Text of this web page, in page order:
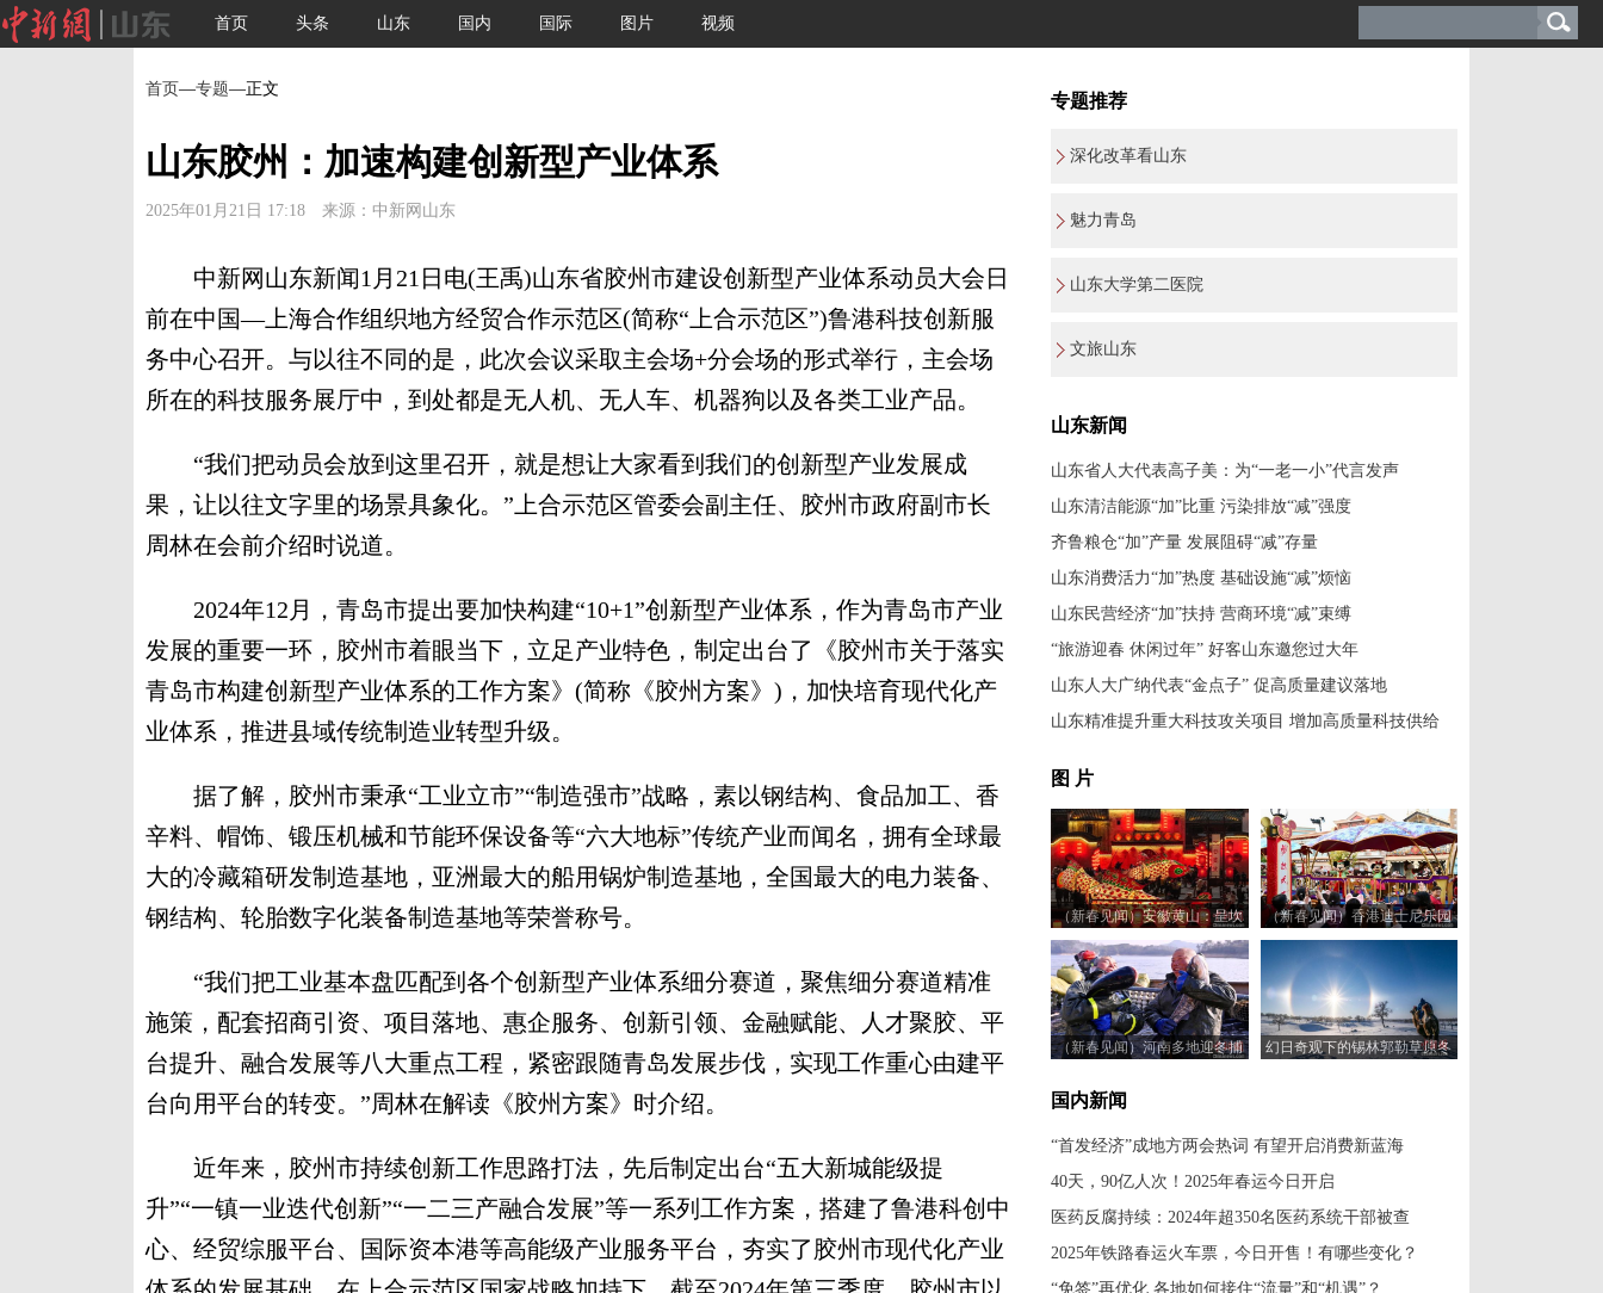
首页 头条 山东 国内 国际 图片 视频
首页—专题—正文
山东胶州：加速构建创新型产业体系
2025年01月21日 17:18 来源：中新网山东
中新网山东新闻1月21日电(王禹)山东省胶州市建设创新型产业体系动员大会日
前在中国—上海合作组织地方经贸合作示范区(简称“上合示范区”)鲁港科技创新服
务中心召开。与以往不同的是，此次会议采取主会场+分会场的形式举行，主会场
所在的科技服务展厅中，到处都是无人机、无人车、机器狗以及各类工业产品。
“我们把动员会放到这里召开，就是想让大家看到我们的创新型产业发展成
果，让以往文字里的场景具象化。”上合示范区管委会副主任、胶州市政府副市长
周林在会前介绍时说道。
2024年12月，青岛市提出要加快构建“10+1”创新型产业体系，作为青岛市产业
发展的重要一环，胶州市着眼当下，立足产业特色，制定出台了《胶州市关于落实
青岛市构建创新型产业体系的工作方案》(简称《胶州方案》)，加快培育现代化产
业体系，推进县域传统制造业转型升级。
据了解，胶州市秉承“工业立市”“制造强市”战略，素以钢结构、食品加工、香
辛料、帽饰、锻压机械和节能环保设备等“六大地标”传统产业而闻名，拥有全球最
大的冷藏箱研发制造基地，亚洲最大的船用锅炉制造基地，全国最大的电力装备、
钢结构、轮胎数字化装备制造基地等荣誉称号。
“我们把工业基本盘匹配到各个创新型产业体系细分赛道，聚焦细分赛道精准
施策，配套招商引资、项目落地、惠企服务、创新引领、金融赋能、人才聚胶、平
台提升、融合发展等八大重点工程，紧密跟随青岛发展步伐，实现工作重心由建平
台向用平台的转变。”周林在解读《胶州方案》时介绍。
近年来，胶州市持续创新工作思路打法，先后制定出台“五大新城能级提
升”“一镇一业迭代创新”“一二三产融合发展”等一系列工作方案，搭建了鲁港科创中
心、经贸综服平台、国际资本港等高能级产业服务平台，夯实了胶州市现代化产业
专题推荐
深化改革看山东
魅力青岛
山东大学第二医院
文旅山东
山东新闻
山东省人大代表高子美：为“一老一小”代言发声
山东清洁能源“加”比重 污染排放“减”强度
齐鲁粮仓“加”产量 发展阻碍“减”存量
山东消费活力“加”热度 基础设施“减”烦恼
山东民营经济“加”扶持 营商环境“减”束缚
“旅游迎春 休闲过年” 好客山东邀您过大年
山东人大广纳代表“金点子” 促高质量建议落地
山东精准提升重大科技攻关项目 增加高质量科技供给
图 片
（新春见闻）安徽黄山：呈坎
古村闹鱼灯
（新春见闻）香港迪士尼乐园
举办“奇妙年年” 活动贺新年
（新春见闻）河南多地迎冬捕
幻日奇观下的锡林郭勒草原冬
国内新闻
“首发经济”成地方两会热词 有望开启消费新蓝海
40天，90亿人次！2025年春运今日开启
医药反腐持续：2024年超350名医药系统干部被查
2025年铁路春运火车票，今日开售！有哪些变化？
“免签”再优化 各地如何接住“流量”和“机遇”？